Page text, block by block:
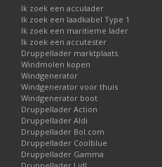
Ik zoek een acculader
Ik zoek een laadkabel Type 1
Ik zoek een maritieme lader
Ik zoek een accutester
Druppellader marktplaats
Windmolen kopen
Windgenerator
Windgenerator voor thuis
Windgenerator boot
Druppellader Action
Druppellader Aldi
Druppellader Bol.com
Druppellader Coolblue
Druppellader Gamma